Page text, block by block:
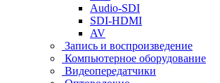
Audio-SDI
SDI-HDMI
AV
Запись и воспроизведение
Компьютерное оборудование
Видеопередатчики